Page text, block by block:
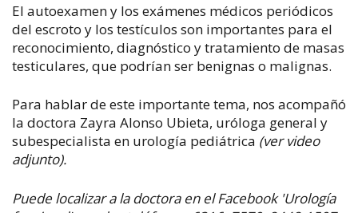
El autoexamen y los exámenes médicos periódicos
del escroto y los testículos son importantes para el
reconocimiento, diagnóstico y tratamiento de masas
testiculares, que podrían ser benignas o malignas.
Para hablar de este importante tema, nos acompañó
la doctora Zayra Alonso Ubieta, uróloga general y
subespecialista en urología pediátrica (ver video
adjunto).
Puede localizar a la doctora en el Facebook 'Urología